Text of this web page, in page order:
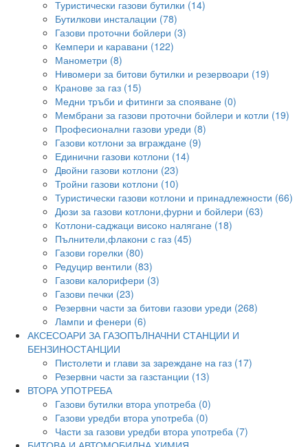
Туристически газови бутилки (14)
Бутилкови инсталации (78)
Газови проточни бойлери (3)
Кемпери и каравани (122)
Манометри (8)
Нивомери за битови бутилки и резервоари (19)
Кранове за газ (15)
Медни тръби и фитинги за спояване (0)
Мембрани за газови проточни бойлери и котли (19)
Професионални газови уреди (8)
Газови котлони за вграждане (9)
Единични газови котлони (14)
Двойни газови котлони (23)
Тройни газови котлони (10)
Туристически газови котлони и принадлежности (66)
Дюзи за газови котлони,фурни и бойлери (63)
Котлони-саджаци високо налягане (18)
Пълнители,флакони с газ (45)
Газови горелки (80)
Редуцир вентили (83)
Газови калорифери (3)
Газови печки (23)
Резервни части за битови газови уреди (268)
Лампи и фенери (6)
АКСЕСОАРИ ЗА ГАЗОПЪЛНАЧНИ СТАНЦИИ И
БЕНЗИНОСТАНЦИИ
Пистолети и глави за зареждане на газ (17)
Резервни части за газстанции (13)
ВТОРА УПОТРЕБА
Газови бутилки втора употреба (0)
Газови уредби втора употреба (0)
Части за газови уредби втора употреба (7)